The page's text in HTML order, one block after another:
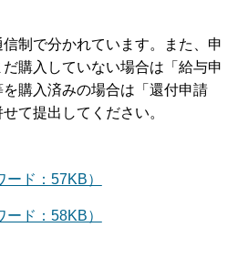
信制で分かれています。また、申
購入していない場合は「給与申
購入済みの場合は「還付申請
て提出してください。
ド：57KB）
ド：58KB）